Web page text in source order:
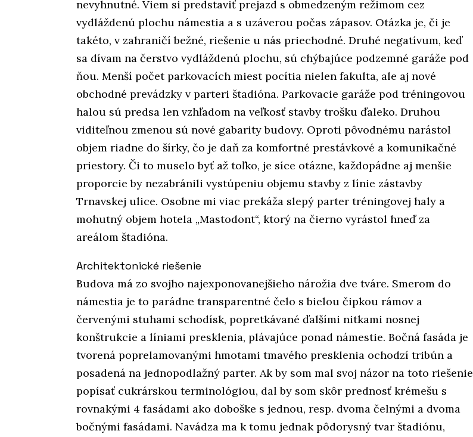
nevyhnutné. Viem si predstaviť prejazd s obmedzeným režimom cez
vydláždenú plochu námestia a s uzáverou počas zápasov. Otázka je, či je
takéto, v zahraničí bežné, riešenie u nás priechodné. Druhé negatívum, keď
sa dívam na čerstvo vydláždenú plochu, sú chýbajúce podzemné garáže pod
ňou. Menší počet parkovacích miest pocítia nielen fakulta, ale aj nové
obchodné prevádzky v parteri štadióna. Parkovacie garáže pod tréningovou
halou sú predsa len vzhľadom na veľkosť stavby trošku ďaleko. Druhou
viditeľnou zmenou sú nové gabarity budovy. Oproti pôvodnému narástol
objem riadne do šírky, čo je daň za komfortné prestávkové a komunikačné
priestory. Či to muselo byť až toľko, je síce otázne, každopádne aj menšie
proporcie by nezabránili vystúpeniu objemu stavby z línie zástavby
Trnavskej ulice. Osobne mi viac prekáža slepý parter tréningovej haly a
mohutný objem hotela „Mastodont“, ktorý na čierno vyrástol hneď za
areálom štadióna.
Architektonické riešenie
Budova má zo svojho najexponovanejšieho nárožia dve tváre. Smerom do
námestia je to parádne transparentné čelo s bielou čipkou rámov a
červenými stuhami schodísk, popretkávané ďalšími nitkami nosnej
konštrukcie a líniami presklenia, plávajúce ponad námestie. Bočná fasáda je
tvorená poprelamovanými hmotami tmavého presklenia ochodzí tribún a
posadená na jednopodlažný parter. Ak by som mal svoj názor na toto riešenie
popísať cukrárskou terminológiou, dal by som skôr prednosť krémešu s
rovnakými 4 fasádami ako doboške s jednou, resp. dvoma čelnými a dvoma
bočnými fasádami. Navádza ma k tomu jednak pôdorysný tvar štadiónu,